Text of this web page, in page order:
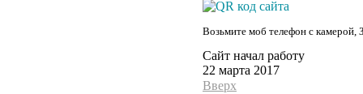
Возьмите моб телефон с камерой,
Сайт начал работу
22 марта 2017
Вверх